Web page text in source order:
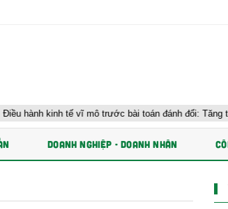
tế vĩ mô trước bài toán đánh đổi: Tăng trưởng nhanh
DOANH NGHIỆP - DOANH NHÂN